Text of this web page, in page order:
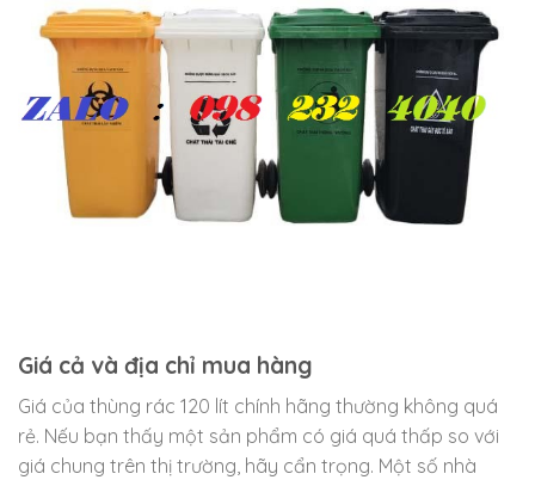
Giá cả và địa chỉ mua hàng
Giá của thùng rác 120 lít chính hãng thường không quá
rẻ. Nếu bạn thấy một sản phẩm có giá quá thấp so với
giá chung trên thị trường, hãy cẩn trọng. Một số nhà